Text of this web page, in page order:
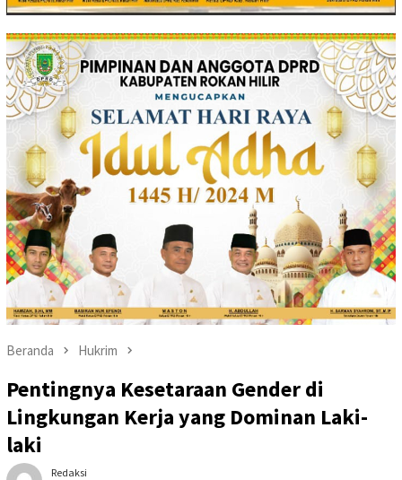
Beranda Hukrim
Pentingnya Kesetaraan Gender di
Lingkungan Kerja yang Dominan Laki-
laki
Redaksi